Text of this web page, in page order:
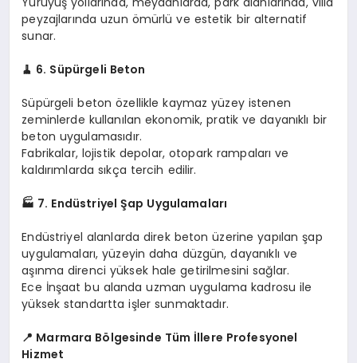
peyzajlarında uzun ömürlü ve estetik bir alternatif
sunar.
🧹 6. Süpürgeli Beton
Süpürgeli beton özellikle kaymaz yüzey istenen
zeminlerde kullanılan ekonomik, pratik ve dayanıklı bir
beton uygulamasıdır.
Fabrikalar, lojistik depolar, otopark rampaları ve
kaldırımlarda sıkça tercih edilir.
🏭 7. Endüstriyel Şap Uygulamaları
Endüstriyel alanlarda direk beton üzerine yapılan şap
uygulamaları, yüzeyin daha düzgün, dayanıklı ve
aşınma direnci yüksek hale getirilmesini sağlar.
Ece İnşaat bu alanda uzman uygulama kadrosu ile
yüksek standartta işler sunmaktadır.
📍 Marmara Bölgesinde Tüm İllere Profesyonel
Hizmet